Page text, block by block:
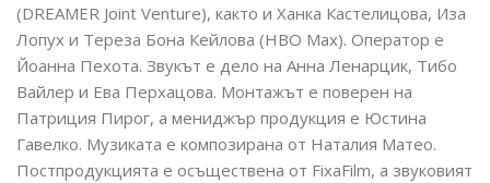
(DREAMER Joint Venture), както и Ханка Кастелицова, Иза
Лопух и Тереза Бона Кейлова (HBO Max). Оператор е
Йоанна Пехота. Звукът е дело на Анна Ленарцик, Тибо
Вайлер и Ева Перхацова. Монтажът е поверен на
Патриция Пирог, а мениджър продукция е Юстина
Гавелко. Музиката е композирана от Наталия Матео.
Постпродукцията е осъществена от FixaFilm, а звуковият